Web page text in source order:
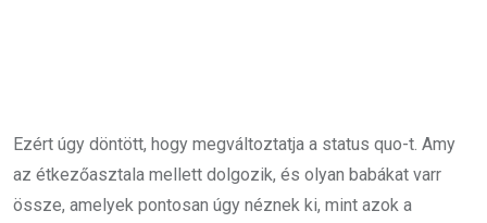
Ezért úgy döntött, hogy megváltoztatja a status quo-t. Amy
az étkezőasztala mellett dolgozik, és olyan babákat varr
össze, amelyek pontosan úgy néznek ki, mint azok a